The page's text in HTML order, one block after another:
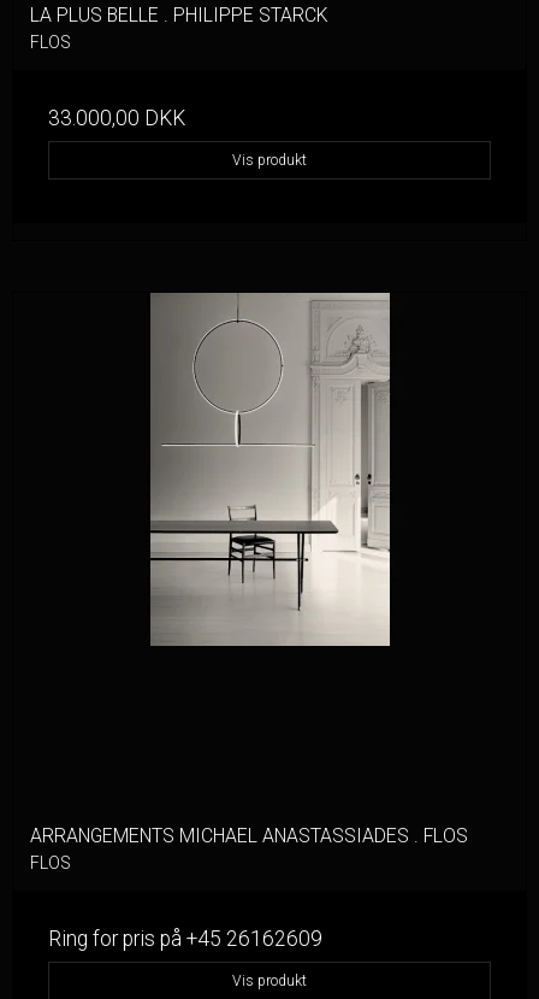
LA PLUS BELLE . PHILIPPE STARCK
FLOS
33.000,00 DKK
Vis produkt
ARRANGEMENTS MICHAEL ANASTASSIADES . FLOS
FLOS
Ring for pris på +45 26162609
Vis produkt